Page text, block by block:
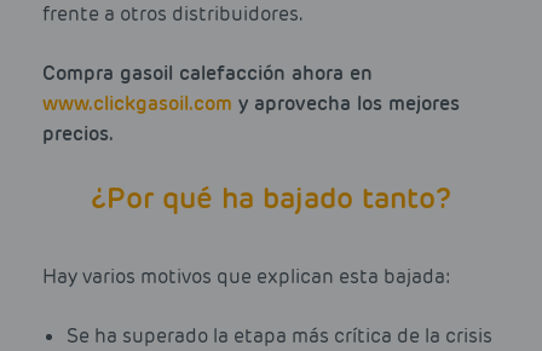
frente a otros distribuidores.
Compra gasoil calefacción ahora en
www.clickgasoil.com y aprovecha los mejores
precios.
¿Por qué ha bajado tanto?
Hay varios motivos que explican esta bajada:
Se ha superado la etapa más crítica de la crisis